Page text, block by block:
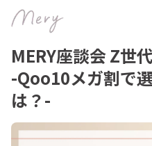
MERY座談会 Z世
-Qoo10メガ割で
は？-